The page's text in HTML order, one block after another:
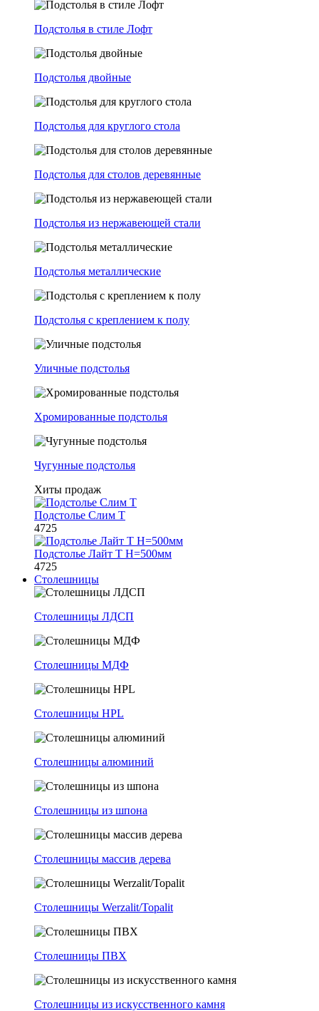
Подстолья в стиле Лофт
Подстолья двойные
Подстолья для круглого стола
Подстолья для столов деревянные
Подстолья из нержавеющей стали
Подстолья металлические
Подстолья с креплением к полу
Уличные подстолья
Хромированные подстолья
Чугунные подстолья
Хиты продаж
Подстолье Слим Т
4725
Подстолье Лайт Т H=500мм
4725
Столешницы
Столешницы ЛДСП
Столешницы МДФ
Столешницы HPL
Столешницы алюминий
Столешницы из шпона
Столешницы массив дерева
Столешницы Werzalit/Topalit
Столешницы ПВХ
Столешницы из искусственного камня